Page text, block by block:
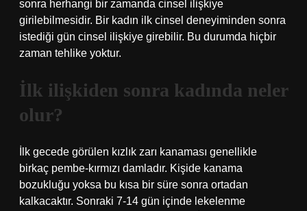
sonra herhangi bir zamanda cinsel ilişkiye
girilebilmesidir. Bir kadın ilk cinsel deneyiminden sonra
istediği gün cinsel ilişkiye girebilir. Bu durumda hiçbir
zaman tehlike yoktur.
İlk ilişkiden sonra kadında neler
olur?
İlk gecede görülen kızlık zarı kanaması genellikle
birkaç pembe-kırmızı damladır. Kişide kanama
bozukluğu yoksa bu kısa bir süre sonra ortadan
kalkacaktır. Sonraki 7-14 gün içinde lekelenme